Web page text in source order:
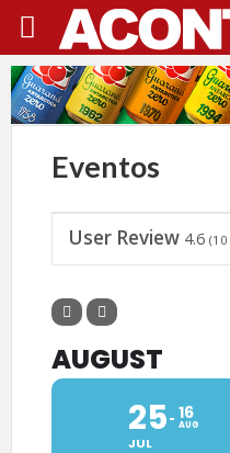
Eventos
User Review 4.6 (10
AUGUST
25
JUL
16
AUG